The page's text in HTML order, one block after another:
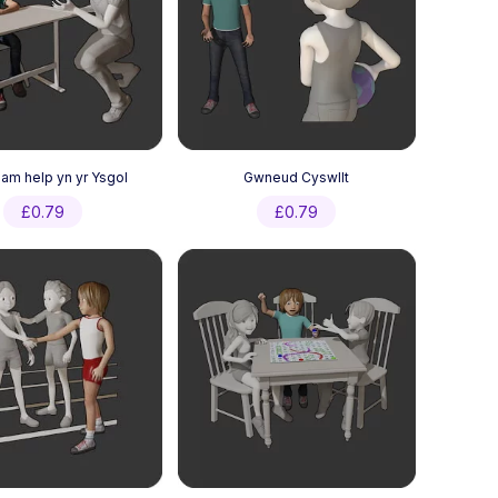
help yn yr Ysgol
£0.79
Gwneud Cyswllt
£0.79